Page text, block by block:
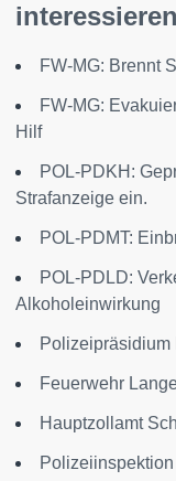
interessieren
FW-MG: Brennt
FW-MG:
Hilf
POL-PDKH:
Strafanzeige ein.
POL-PDMT:
POL-PDLD:
Alkoholeinwirkung
Polizeipräsidium
Feuerwehr
Hauptzollamt